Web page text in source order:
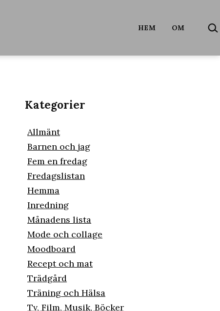
HEM OM
…
Kategorier
Allmänt
Barnen och jag
Fem en fredag
Fredagslistan
Hemma
Inredning
Månadens lista
Mode och collage
Moodboard
Recept och mat
Trädgård
Träning och Hälsa
Tv, Film, Musik, Böcker